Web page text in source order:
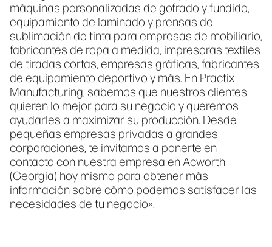
máquinas personalizadas de gofrado y fundido,
equipamiento de laminado y prensas de
sublimación de tinta para empresas de mobiliario,
fabricantes de ropa a medida, impresoras textiles
de tiradas cortas, empresas gráficas, fabricantes
de equipamiento deportivo y más. En Practix
Manufacturing, sabemos que nuestros clientes
quieren lo mejor para su negocio y queremos
ayudarles a maximizar su producción. Desde
pequeñas empresas privadas a grandes
corporaciones, te invitamos a ponerte en
contacto con nuestra empresa en Acworth
(Georgia) hoy mismo para obtener más
información sobre cómo podemos satisfacer las
necesidades de tu negocio».